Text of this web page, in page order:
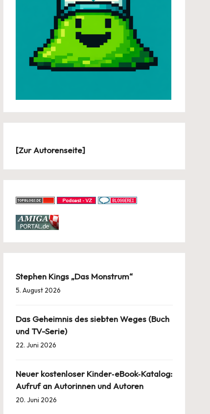
[Zur Autorenseite]
Stephen Kings „Das Monstrum“
5. August 2026
Das Geheimnis des siebten Weges (Buch
und TV-Serie)
22. Juni 2026
Neuer kostenloser Kinder‑eBook‑Katalog:
Aufruf an Autorinnen und Autoren
20. Juni 2026